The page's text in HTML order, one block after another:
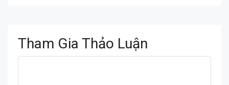
Tham Gia Thảo Luận